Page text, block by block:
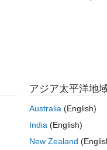
サイ
質問済み:
2014 年 3
アジア太平洋地
Australia(English)
India(English)
New Zealand